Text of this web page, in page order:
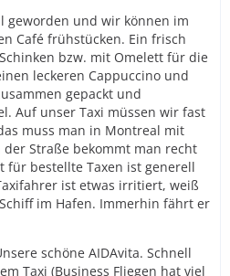
geworden und wir können im
Café frühstücken. Ein frisch
bzw. mit Omelett für die
leckeren Cappuccino und
gepackt und
Auf unser Taxi müssen wir fast
muss man in Montreal mit
Straße bekommt man recht
für bestellte Taxen ist generell
ist etwas irritiert, weiß
im Hafen. Immerhin fährt er
schöne AIDAvita. Schnell
Taxi (Business Fliegen hat viel